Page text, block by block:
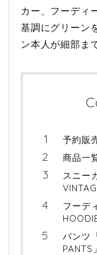
カー、フーディ
基調にグリーン
ン本人が細部ま
予約販
商品一
スニー
フーデ
HOODIE
パンツ
PANTS」